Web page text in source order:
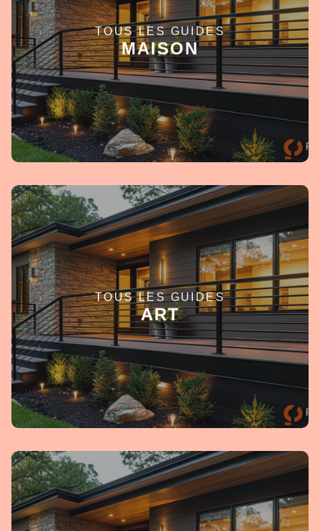
TOUS LES GUIDES
MAISON
EN SAVOIR +
TOUS LES GUIDES
ART
EN SAVOIR +